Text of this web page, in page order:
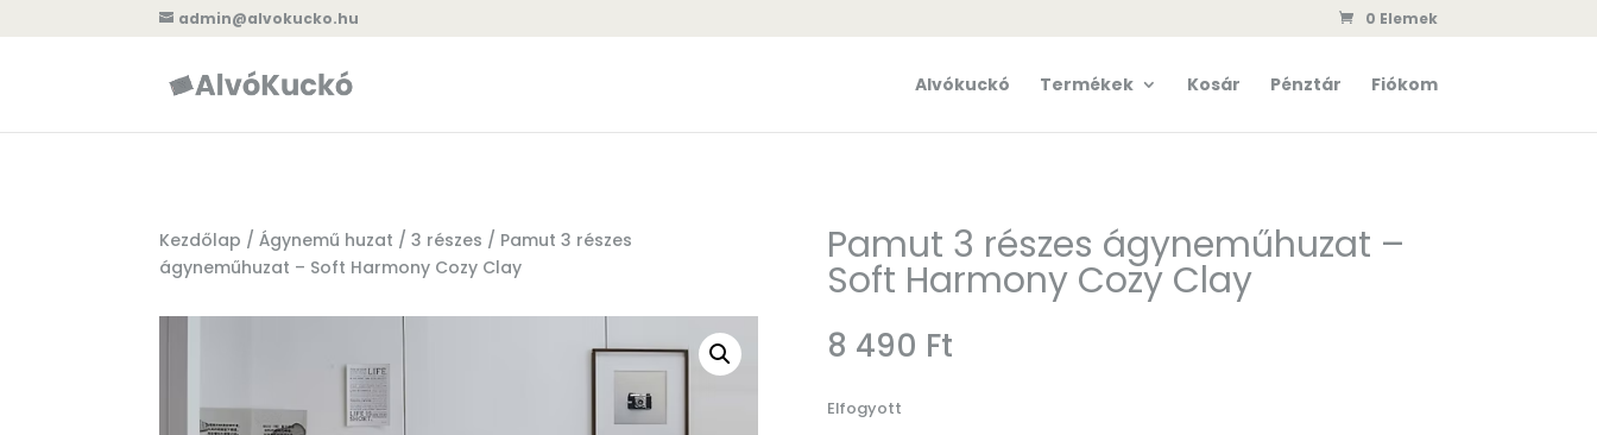
admin@alvokucko.hu 0 Elemek
Alvókuckó Termékek Kosár Pénztár Fiókom
Kezdőlap /Ágynemű huzat /3 részes / Pamut 3 részes
ágyneműhuzat – Soft Harmony Cozy Clay
Pamut 3 részes ágyneműhuzat –
Soft Harmony Cozy Clay
8 490 Ft
Elfogyott